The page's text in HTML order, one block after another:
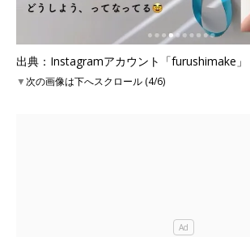
出典：Instagramアカウント「furushimake」
▼次の画像は下へスクロール (4/6)